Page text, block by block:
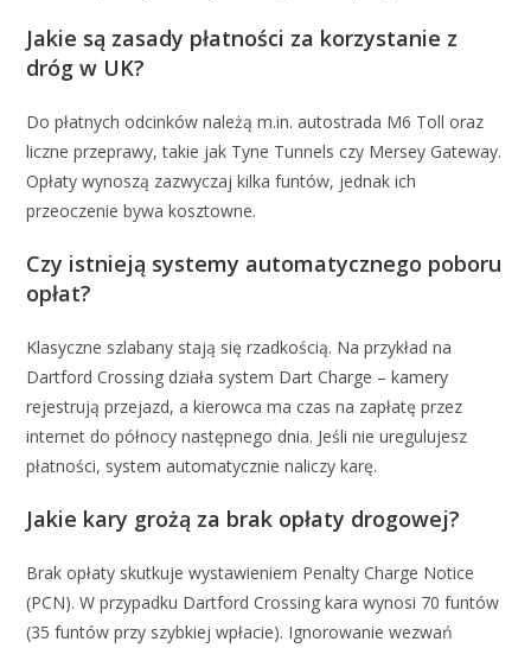
Jakie są zasady płatności za korzystanie z
dróg w UK?
Do płatnych odcinków należą m.in. autostrada M6 Toll oraz
liczne przeprawy, takie jak Tyne Tunnels czy Mersey Gateway.
Opłaty wynoszą zazwyczaj kilka funtów, jednak ich
przeoczenie bywa kosztowne.
Czy istnieją systemy automatycznego poboru
opłat?
Klasyczne szlabany stają się rzadkością. Na przykład na
Dartford Crossing działa system Dart Charge – kamery
rejestrują przejazd, a kierowca ma czas na zapłatę przez
internet do północy następnego dnia. Jeśli nie uregulujesz
płatności, system automatycznie naliczy karę.
Jakie kary grożą za brak opłaty drogowej?
Brak opłaty skutkuje wystawieniem Penalty Charge Notice
(PCN). W przypadku Dartford Crossing kara wynosi 70 funtów
(35 funtów przy szybkiej wpłacie). Ignorowanie wezwań